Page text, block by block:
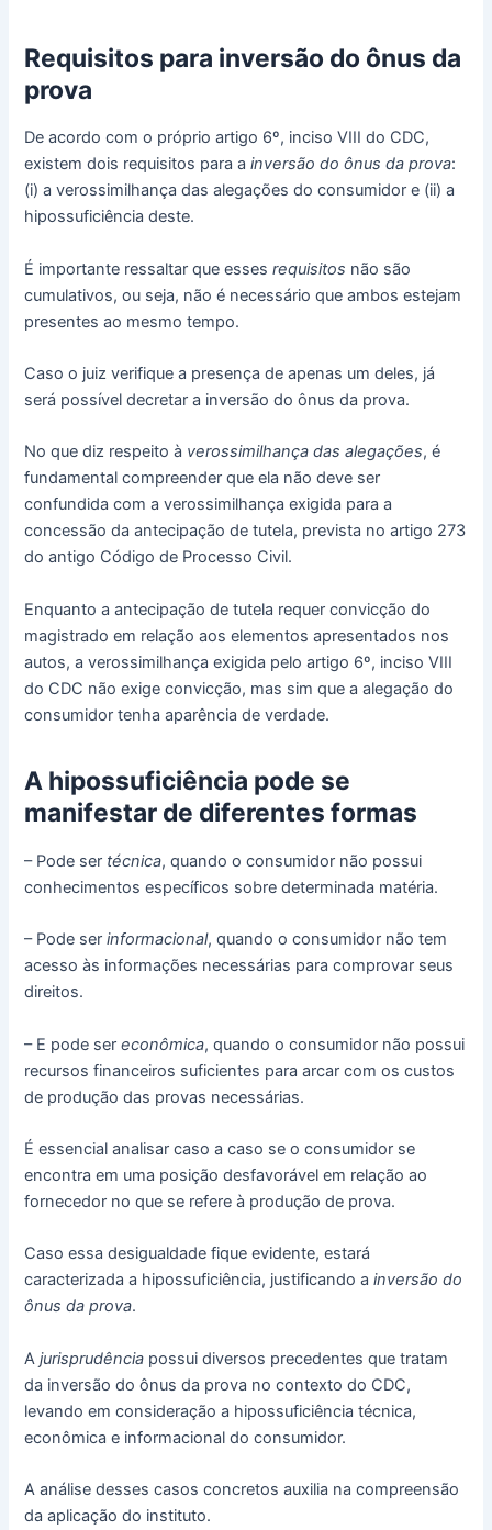
Requisitos para inversão do ônus da
prova
De acordo com o próprio artigo 6º, inciso VIII do CDC,
existem dois requisitos para ainversão do ônus da prova:
(i) a verossimilhança das alegações do consumidor e (ii) a
hipossuficiência deste.
É importante ressaltar que essesrequisitos não são
cumulativos, ou seja, não é necessário que ambos estejam
presentes ao mesmo tempo.
Caso o juiz verifique a presença de apenas um deles, já
será possível decretar a inversão do ônus da prova.
No que diz respeito à verossimilhança das alegações, é
fundamental compreender que ela não deve ser
confundida com a verossimilhança exigida para a
concessão da antecipação de tutela, prevista no artigo 273
do antigo Código de Processo Civil.
Enquanto a antecipação de tutela requer convicção do
magistrado em relação aos elementos apresentados nos
autos, a verossimilhança exigida pelo artigo 6º, inciso VIII
do CDC não exige convicção, mas sim que a alegação do
consumidor tenha aparência de verdade.
A hipossuficiência pode se
manifestar de diferentes formas
– Pode ser técnica, quando o consumidor não possui
conhecimentos específicos sobre determinada matéria.
– Pode serinformacional, quando o consumidor não tem
acesso às informações necessárias para comprovar seus
direitos.
– E pode sereconômica, quando o consumidor não possui
recursos financeiros suficientes para arcar com os custos
de produção das provas necessárias.
É essencial analisar caso a caso se o consumidor se
encontra em uma posição desfavorável em relação ao
fornecedor no que se refere à produção de prova.
Caso essa desigualdade fique evidente, estará
caracterizada a hipossuficiência, justificando ainversão do
ônus da prova.
Ajurisprudência possui diversos precedentes que tratam
da inversão do ônus da prova no contexto do CDC,
levando em consideração a hipossuficiência técnica,
econômica e informacional do consumidor.
A análise desses casos concretos auxilia na compreensão
da aplicação do instituto.